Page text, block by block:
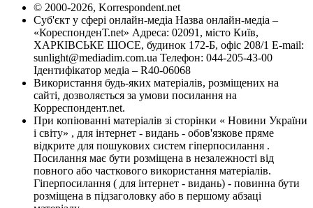
© 2000-2026, Korrespondent.net
Суб'єкт у сфері онлайн-медіа Назва онлайн-медіа –
«КореспонденТ.net» Адреса: 02091, місто Київ,
ХАРКІВСЬКЕ ШОСЕ, будинок 172-Б, офіс 208/1 E-mail:
sunlight@mediadim.com.ua Телефон: 044-205-43-00
Ідентифікатор медіа – R40-06068
Використання будь-яких матеріалів, розміщених на
сайті, дозволяється за умови посилання на
Корреспондент.net.
При копіюванні матеріалів зі сторінки « Новини України
і світу» , для інтернет - видань - обов'язкове пряме
відкрите для пошукових систем гіперпосилання .
Посилання має бути розміщена в незалежності від
повного або часткового використання матеріалів.
Гіперпосилання ( для інтернет - видань) - повинна бути
розміщена в підзаголовку або в першому абзаці